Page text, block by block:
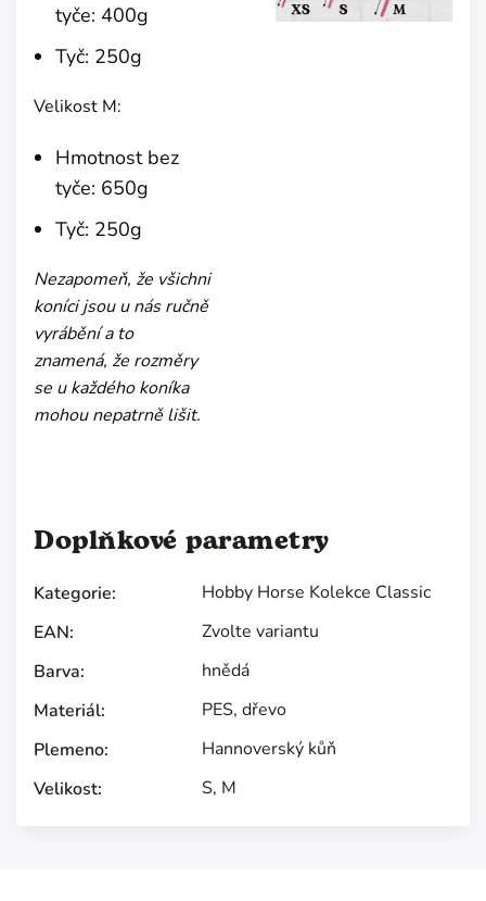
tyče: 400g
Tyč: 250g
Velikost M:
Hmotnost bez
tyče: 650g
Tyč: 250g
Nezapomeň, že všichni
koníci jsou u nás ručně
vyrábění a to
znamená, že rozměry
se u každého koníka
mohou nepatrně lišit.
Doplňkové parametry
Kategorie:
Hobby Horse Kolekce Classic
EAN:
Zvolte variantu
Barva:
hnědá
Materiál:
PES, dřevo
Plemeno:
Hannoverský kůň
Velikost: S, M